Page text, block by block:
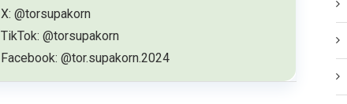
X: @torsupakorn
TikTok: @torsupakorn
Facebook: @tor.supakorn.2024